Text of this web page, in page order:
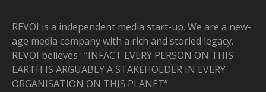
REVOI is a independent media start-up. We are a new-
age media company with a rich and storied legacy.
REVOI believes : “INFACT EVERY PERSON ON THIS
EARTH IS ARGUABLY A STAKEHOLDER IN EVERY
ORGANISATION ON THIS PLANET”